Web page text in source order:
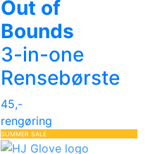
Out of
Bounds
3-in-one
Rensebørste
45,-
rengøring
SUMMER SALE